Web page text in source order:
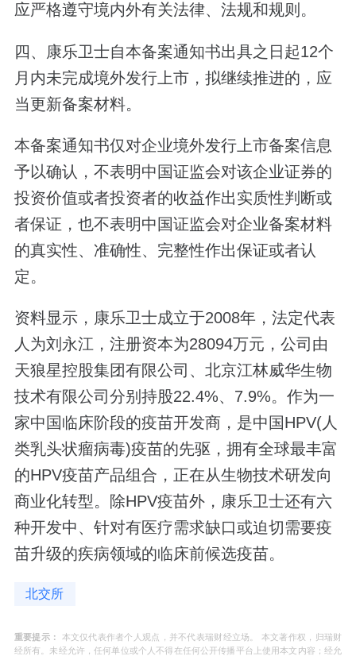
应严格遵守境内外有关法律、法规和规则。
四、康乐卫士自本备案通知书出具之日起12个
月内未完成境外发行上市，拟继续推进的，应
当更新备案材料。
本备案通知书仅对企业境外发行上市备案信息
予以确认，不表明中国证监会对该企业证券的
投资价值或者投资者的收益作出实质性判断或
者保证，也不表明中国证监会对企业备案材料
的真实性、准确性、完整性作出保证或者认
定。
资料显示，康乐卫士成立于2008年，法定代表
人为刘永江，注册资本为28094万元，公司由
天狼星控股集团有限公司、北京江林威华生物
技术有限公司分别持股22.4%、7.9%。作为一
家中国临床阶段的疫苗开发商，是中国HPV(人
类乳头状瘤病毒)疫苗的先驱，拥有全球最丰富
的HPV疫苗产品组合，正在从生物技术研发向
商业化转型。除HPV疫苗外，康乐卫士还有六
种开发中、针对有医疗需求缺口或迫切需要疫
苗升级的疾病领域的临床前候选疫苗。
北交所
重要提示：
本文仅代表作者个人观点，并不代表瑞财经立场。 本文著作权，归瑞财
经所有。未经允许，任何单位或个人不得在任何公开传播平台上使用本文内容；经允